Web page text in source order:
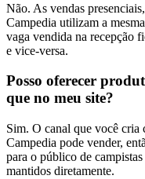
Não. As vendas
Campedia utilizam a
vaga vendida na recepção
e vice-versa.
Posso oferecer
que no meu site?
Sim. O canal que você cria
Campedia pode vender,
para o público de
mantidos diretamente.